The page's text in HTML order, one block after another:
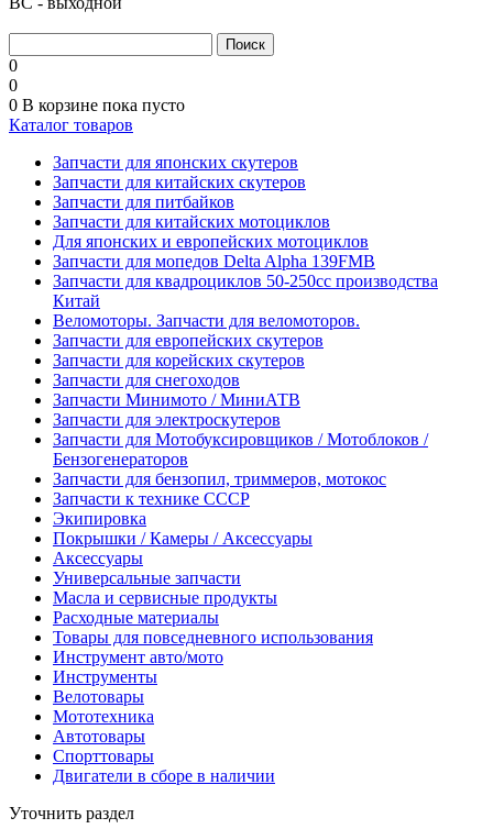
0
0
0 В корзине пока пусто
Каталог товаров
Запчасти для японских скутеров
Запчасти для китайских скутеров
Запчасти для питбайков
Запчасти для китайских мотоциклов
Для японских и европейских мотоциклов
Запчасти для мопедов Delta Alpha 139FMB
Запчасти для квадроциклов 50-250сс производства
Китай
Веломоторы. Запчасти для веломоторов.
Запчасти для европейских скутеров
Запчасти для корейских скутеров
Запчасти для снегоходов
Запчасти Минимото / МиниАТВ
Запчасти для электроскутеров
Запчасти для Мотобуксировщиков / Мотоблоков /
Бензогенераторов
Запчасти для бензопил, триммеров, мотокос
Запчасти к технике СССР
Экипировка
Покрышки / Камеры / Аксессуары
Аксессуары
Универсальные запчасти
Масла и сервисные продукты
Расходные материалы
Товары для повседневного использования
Инструмент авто/мото
Инструменты
Велотовары
Мототехника
Автотовары
Спорттовары
Двигатели в сборе в наличии
Уточнить раздел